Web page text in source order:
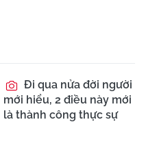
Đi qua nửa đời người
mới hiểu, 2 điều này mới
là thành công thực sự